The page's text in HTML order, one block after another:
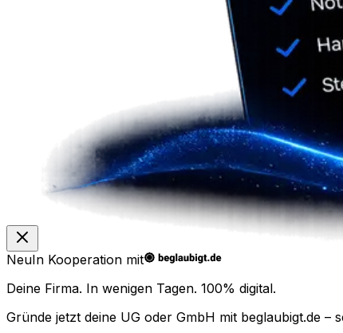
NeuIn Kooperation mit
Deine Firma. In wenigen Tagen. 100% digital.
Gründe jetzt deine UG oder GmbH mit beglaubigt.de –